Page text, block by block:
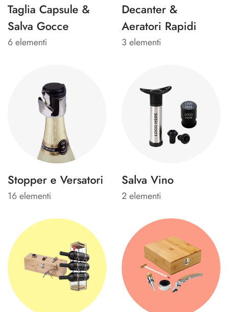
Taglia Capsule &
Salva Gocce
6 elementi
Decanter &
Aeratori Rapidi
3 elementi
Stopper e Versatori
16 elementi
Salva Vino
2 elementi